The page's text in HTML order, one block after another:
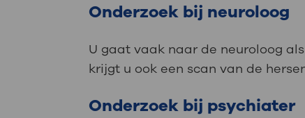
Onderzoek bij neuroloog
U gaat vaak naar de neuroloog
krijgt u ook een scan van de
Onderzoek bij psychiater